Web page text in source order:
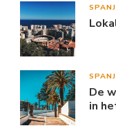
De
in